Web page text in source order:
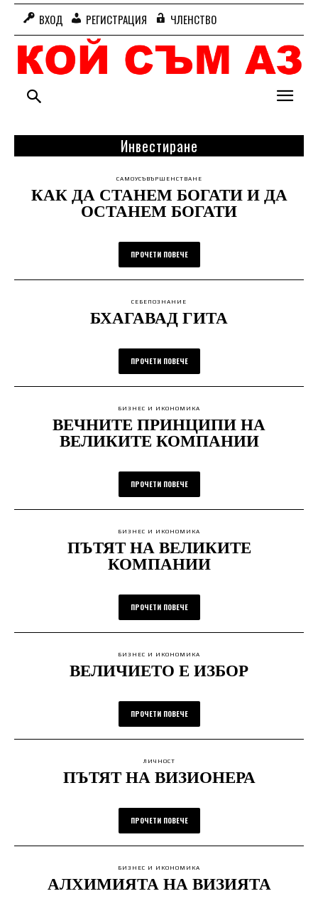
ВХОД РЕГИСТРАЦИЯ ЧЛЕНСТВО
Инвестиране
САМОУСЪВЪРШЕНСТВАНЕ
КАК ДА СТАНЕМ БОГАТИ И ДА
ОСТАНЕМ БОГАТИ
ПРОЧЕТИ ПОВЕЧЕ
СЕБЕПОЗНАНИЕ
БХАГАВАД ГИТА
ПРОЧЕТИ ПОВЕЧЕ
БИЗНЕС И ИКОНОМИКА
ВЕЧНИТЕ ПРИНЦИПИ НА
ВЕЛИКИТЕ КОМПАНИИ
ПРОЧЕТИ ПОВЕЧЕ
БИЗНЕС И ИКОНОМИКА
ПЪТЯТ НА ВЕЛИКИТЕ
КОМПАНИИ
ПРОЧЕТИ ПОВЕЧЕ
БИЗНЕС И ИКОНОМИКА
ВЕЛИЧИЕТО Е ИЗБОР
ПРОЧЕТИ ПОВЕЧЕ
ЛИЧНОСТ
ПЪТЯТ НА ВИЗИОНЕРА
ПРОЧЕТИ ПОВЕЧЕ
БИЗНЕС И ИКОНОМИКА
АЛХИМИЯТА НА ВИЗИЯТА